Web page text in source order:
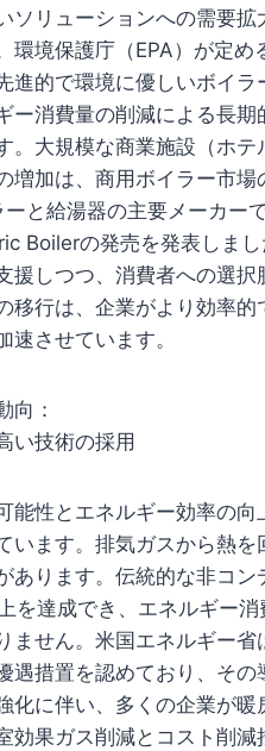
ソリューションへの需要
環境保護庁（EPA）が定
進的で環境に優しいボイ
ー消費量の削減による長
。大規模な商業施設（ホ
増加は、商用ボイラー市
と給湯器の主要メーカー
Boilerの発売を発表しま
援しつつ、消費者への選
移行は、企業がより効率的
速させています。
向：
い技術の採用
能性とエネルギー効率の
います。排気ガスから熱
あります。伝統的な非コ
を達成でき、エネルギー
ません。米国エネルギー
遇措置を認めており、そ
化に伴い、多くの企業が
効果ガス削減とコスト削減